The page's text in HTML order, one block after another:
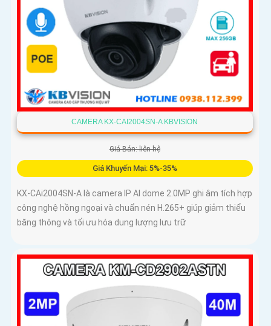
CAMERA KX-CAI2004SN-A KBVISION
Giá Bán: liên hệ
Giá Khuyến Mại: 5%-35%
KX-CAi2004SN-A là camera IP AI dome 2.0MP ghi âm tích hợp
công nghệ hồng ngoại và chuẩn nén H.265+ giúp giảm thiểu
băng thông và tối ưu hóa dung lượng lưu trữ